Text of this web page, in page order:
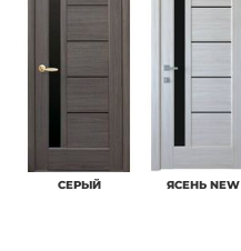
СЕРЫЙ ЯСЕНЬ NEW